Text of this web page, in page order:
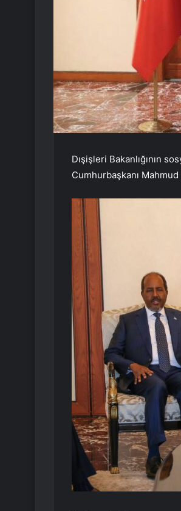
Dışişleri Bakanlığının
Cumhurbaşkanı